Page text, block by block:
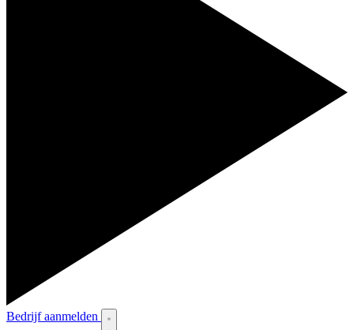
Bedrijf aanmelden